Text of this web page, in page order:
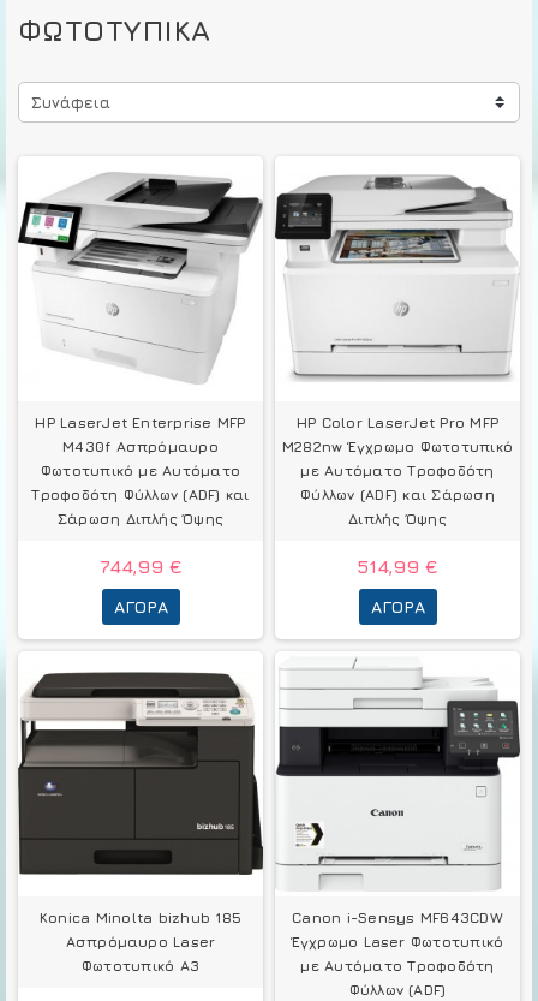
ΦΩΤΟΤΥΠΙΚΆ
Συνάφεια
HP LaserJet Enterprise MFP
M430f Ασπρόμαυρο
Φωτοτυπικό με Αυτόματο
Τροφοδότη Φύλλων (ADF) και
Σάρωση Διπλής Όψης
744,99 €
ΑΓΟΡΆ
HP Color LaserJet Pro MFP
M282nw Έγχρωμο Φωτοτυπικό
με Αυτόματο Τροφοδότη
Φύλλων (ADF) και Σάρωση
Διπλής Όψης
514,99 €
ΑΓΟΡΆ
Konica Minolta bizhub 185
Ασπρόμαυρο Laser
Φωτοτυπικό A3
Canon i-Sensys MF643CDW
Έγχρωμο Laser Φωτοτυπικό
με Αυτόματο Τροφοδότη
Φύλλων (ADF)